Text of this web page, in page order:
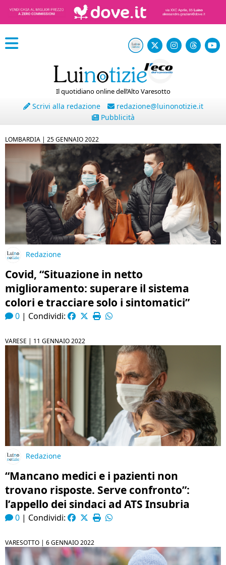
Il quotidiano online dell’Alto Varesotto
Scrivi alla redazione
redazione@luinonotizie.it
Pubblicità
LOMBARDIA | 25 GENNAIO 2022
Redazione
Covid, “Situazione in netto
miglioramento: superare il sistema
colori e tracciare solo i sintomatici”
0 | Condividi:
VARESE | 11 GENNAIO 2022
Redazione
“Mancano medici e i pazienti non
trovano risposte. Serve confronto”:
l’appello dei sindaci ad ATS Insubria
0 | Condividi:
VARESOTTO | 6 GENNAIO 2022